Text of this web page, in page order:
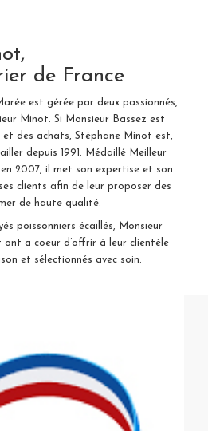
de France
est gérée par deux passionnés,
Minot. Si Monsieur Bassez est
des achats, Stéphane Minot est,
depuis 1991. Médaillé Meilleur
2007, il met son expertise et son
clients afin de leur proposer des
de haute qualité.
poissonniers écaillés, Monsieur
ont a coeur d’offrir à leur clientèle
et sélectionnés avec soin.